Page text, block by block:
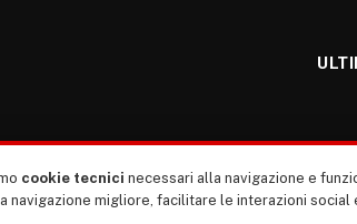
l’erede di “TUTTI”: giornale
cookie tecnici necessari alla navigazione e
navigazione migliore, facilitare le interazioni